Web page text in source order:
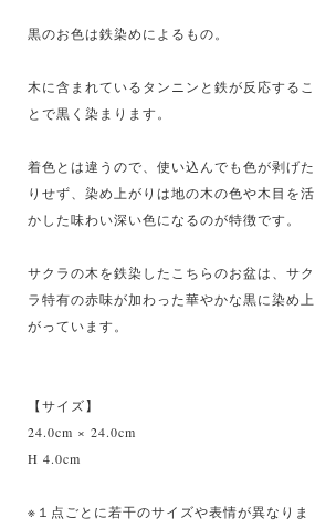
黒のお色は鉄染めによるもの。
木に含まれているタンニンと鉄が反応するこ
とで黒く染まります。
着色とは違うので、使い込んでも色が剥げた
りせず、染め上がりは地の木の色や木目を活
かした味わい深い色になるのが特徴です。
サクラの木を鉄染したこちらのお盆は、サク
ラ特有の赤味が加わった華やかな黒に染め上
がっています。
【サイズ】
24.0cm × 24.0cm
H 4.0cm
※１点ごとに若干のサイズや表情が異なりま